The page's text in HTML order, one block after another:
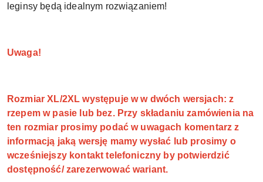
leginsy będą idealnym rozwiązaniem!
Uwaga!
Rozmiar XL/2XL występuje w w dwóch wersjach: z
rzepem w pasie lub bez. Przy składaniu zamówienia na
ten rozmiar prosimy podać w uwagach komentarz z
informacją jaką wersję mamy wysłać lub prosimy o
wcześniejszy kontakt telefoniczny by potwierdzić
dostępność/ zarezerwować wariant.